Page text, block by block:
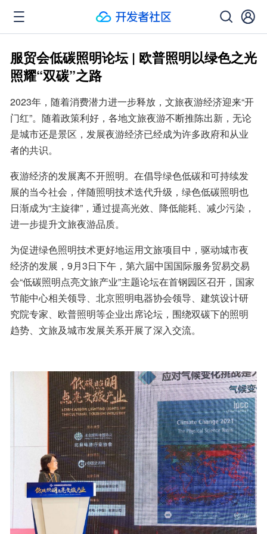
服贸会低碳照明论坛 | 欧普照明以绿色之光
照耀“双碳”之路
2023年，随着消费潜力进一步释放，文旅夜游经济迎来“开
门红”。随着政策利好，各地文旅夜游不断推陈出新，无论
是城市还是景区，发展夜游经济已经成为许多政府和从业
者的共识。
夜游经济的发展离不开照明。在倡导绿色低碳和可持续发
展的当今社会，伴随照明技术迭代升级，绿色低碳照明也
日渐成为“主旋律”，通过提高光效、降低能耗、减少污染，
进一步提升文旅夜游品质。
为促进绿色照明技术更好地运用文旅项目中，驱动城市夜
经济的发展，9月3日下午，第六届中国国际服务贸易交易
会“低碳照明点亮文旅产业”主题论坛在首钢园区召开，国家
节能中心相关领导、北京照明电器协会领导、建筑设计研
究院专家、欧普照明等企业出席论坛，围绕双碳下的照明
趋势、文旅及城市发展关系开展了深入交流。